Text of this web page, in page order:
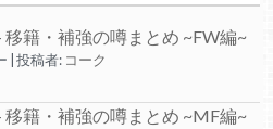
移籍・補強の噂まとめ ~FW編~
投稿者: コーク
移籍・補強の噂まとめ ~MF編~